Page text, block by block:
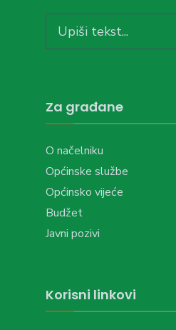
for:
Za građane
O načelniku
Općinske službe
Općinsko vijeće
Budžet
Javni pozivi
Korisni linkovi